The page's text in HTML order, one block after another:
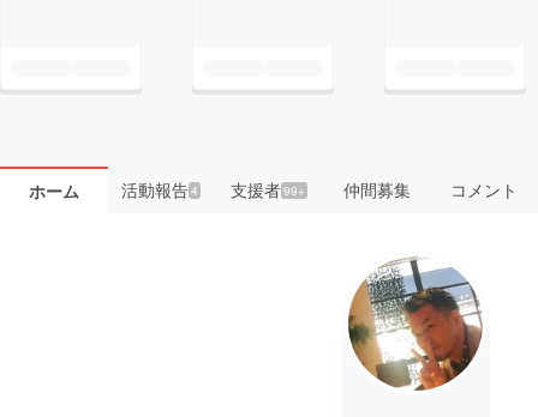
ホーム 活動報告4 支援者99+ 仲間募集 コメント